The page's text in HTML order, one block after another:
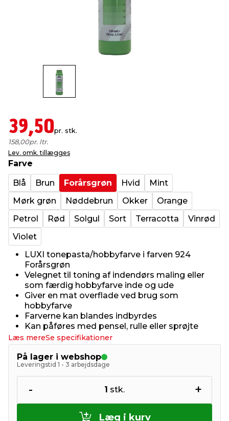
& ukrudt
& standere
& syltning
39,50pr. stk.
158,00pr. ltr.
Lev. omk. tillægges
Farve
Blå
Brun Forårsgrøn Hvid
Mint
Mørk grøn
Nøddebrun Okker
Orange
Petrol
Rød Solgul Sort Terracotta
Vinrød
Violet
LUXI tonepasta/hobbyfarve i farven 924
Forårsgrøn
Velegnet til toning af indendørs maling eller
som færdig hobbyfarve inde og ude
Giver en mat overflade ved brug som
hobbyfarve
Farverne kan blandes indbyrdes
Kan påføres med pensel, rulle eller sprøjte
Læs mereSe specifikationer
På lager i webshop
Leveringstid 1 - 3 arbejdsdage
- 1 stk. +
Læg i kurv